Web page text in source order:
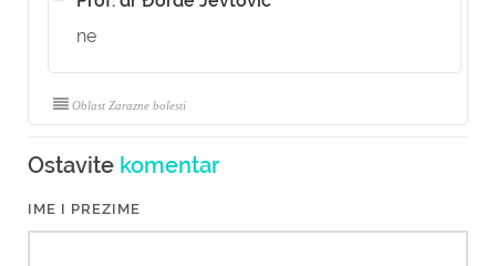
ne
Oblast Zarazne bolesti
Ostavite komentar
IME I PREZIME